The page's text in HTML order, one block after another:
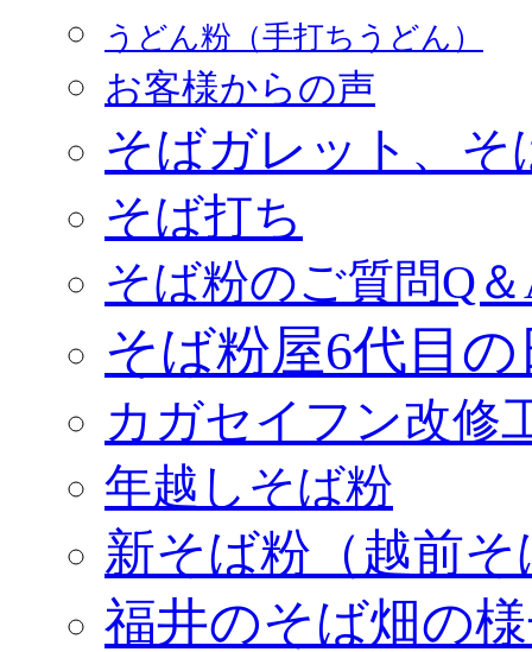
うどん粉（手打ちうどん）
お客様からの声
そばガレット、そ
そば打ち
そば粉のご質問Q
そば粉屋6代目
カガセイフン改修
年越しそば粉
新そば粉（越前そ
福井のそば畑の